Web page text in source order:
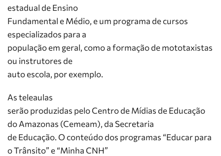
estadual de Ensino
Fundamental e Médio, e um programa de cursos
especializados para a
população em geral, como a formação de mototaxistas
ou instrutores de
auto escola, por exemplo.
As teleaulas
serão produzidas pelo Centro de Mídias de Educação
do Amazonas (Cemeam), da Secretaria
de Educação. O conteúdo dos programas “Educar para
o Trânsito” e “Minha CNH”